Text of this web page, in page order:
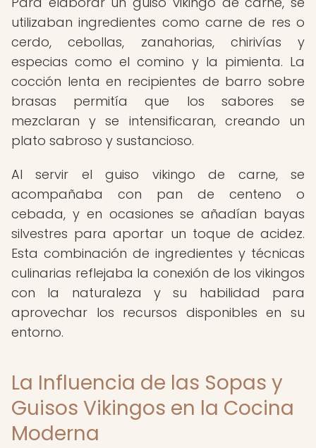
utilizaban ingredientes como carne de res o
cerdo, cebollas, zanahorias, chirivías y
especias como el comino y la pimienta. La
cocción lenta en recipientes de barro sobre
brasas permitía que los sabores se
mezclaran y se intensificaran, creando un
plato sabroso y sustancioso.
Al servir el guiso vikingo de carne, se
acompañaba con pan de centeno o
cebada, y en ocasiones se añadían bayas
silvestres para aportar un toque de acidez.
Esta combinación de ingredientes y técnicas
culinarias reflejaba la conexión de los vikingos
con la naturaleza y su habilidad para
aprovechar los recursos disponibles en su
entorno.
La Influencia de las Sopas y
Guisos Vikingos en la Cocina
Moderna